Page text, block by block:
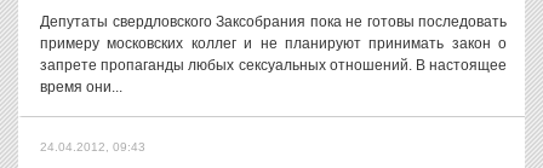
Депутаты свердловского Заксобрания пока не готовы последовать
примеру московских коллег и не планируют принимать закон о
запрете пропаганды любых сексуальных отношений. В настоящее
время они...
24.04.2012, 09:43